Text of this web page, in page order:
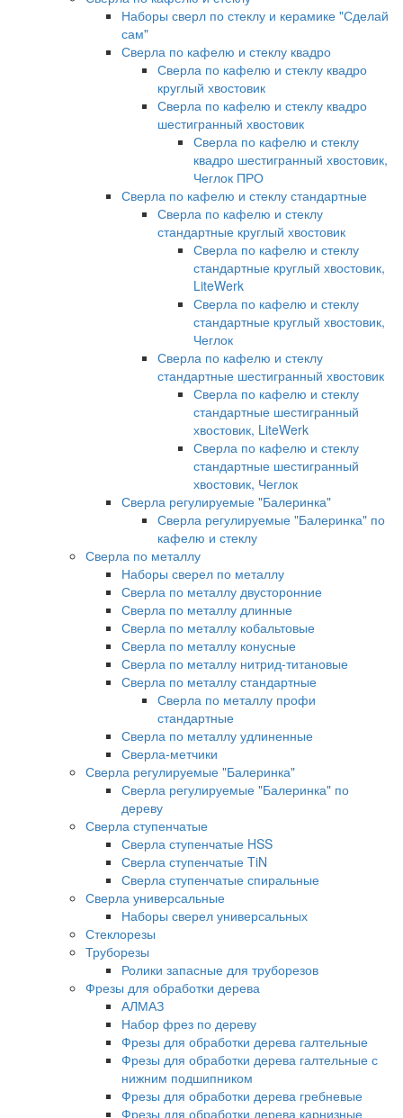
Наборы сверл по стеклу и керамике "Сделай
сам"
Сверла по кафелю и стеклу квадро
Сверла по кафелю и стеклу квадро
круглый хвостовик
Сверла по кафелю и стеклу квадро
шестигранный хвостовик
Сверла по кафелю и стеклу
квадро шестигранный хвостовик,
Чеглок ПРО
Сверла по кафелю и стеклу стандартные
Сверла по кафелю и стеклу
стандартные круглый хвостовик
Сверла по кафелю и стеклу
стандартные круглый хвостовик,
LiteWerk
Сверла по кафелю и стеклу
стандартные круглый хвостовик,
Чеглок
Сверла по кафелю и стеклу
стандартные шестигранный хвостовик
Сверла по кафелю и стеклу
стандартные шестигранный
хвостовик, LiteWerk
Сверла по кафелю и стеклу
стандартные шестигранный
хвостовик, Чеглок
Сверла регулируемые "Балеринка"
Сверла регулируемые "Балеринка" по
кафелю и стеклу
Сверла по металлу
Наборы сверел по металлу
Сверла по металлу двусторонние
Сверла по металлу длинные
Сверла по металлу кобальтовые
Сверла по металлу конусные
Сверла по металлу нитрид-титановые
Сверла по металлу стандартные
Сверла по металлу профи
стандартные
Сверла по металлу удлиненные
Сверла-метчики
Сверла регулируемые "Балеринка"
Сверла регулируемые "Балеринка" по
дереву
Сверла ступенчатые
Сверла ступенчатые HSS
Сверла ступенчатые TiN
Сверла ступенчатые спиральные
Сверла универсальные
Наборы сверел универсальных
Стеклорезы
Труборезы
Ролики запасные для труборезов
Фрезы для обработки дерева
АЛМАЗ
Набор фрез по дереву
Фрезы для обработки дерева галтельные
Фрезы для обработки дерева галтельные с
нижним подшипником
Фрезы для обработки дерева гребневые
Фрезы для обработки дерева карнизные